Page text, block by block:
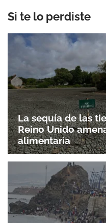
Si te lo perdiste
La sequía de las
Reino Unido
alimentaria